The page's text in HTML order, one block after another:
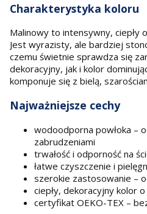
Charakterystyka koloru
Malinowy to intensywny, ciepły
Jest wyrazisty, ale bardziej
czemu świetnie sprawdza się
dekoracyjny, jak i kolor
komponuje się z bielą,
Najważniejsze cechy
wodoodporna powłoka –
zabrudzeniami
trwałość i odporność na
łatwe czyszczenie i
szerokie zastosowanie –
ciepły, dekoracyjny kolor
certyfikat OEKO-TEX –